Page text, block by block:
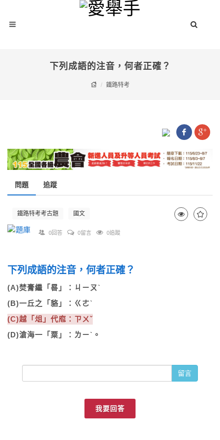
下列成語的注音，何者正確？
鐵路特考
問題 追蹤
鐵路特考考古題 國文
0回答 0留言 0追蹤
下列成語的注音，何者正確？
(A)焚膏繼「晷」：ㄐㄧㄡˋ
(B)一丘之「貉」：ㄍㄜˋ
(C)越「俎」代庖：ㄗㄨˇ
(D)滄海一「粟」：ㄌㄧˋ。
留言
我要回答